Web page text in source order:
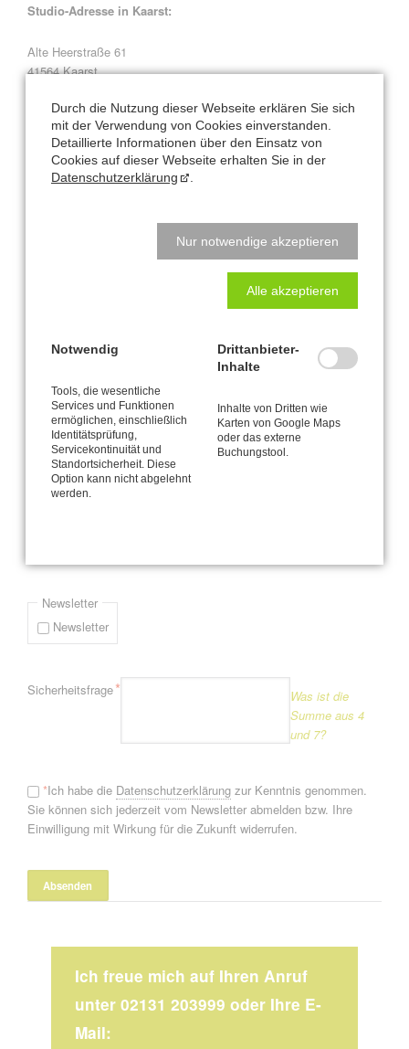
Studio-Adresse in Kaarst:
Alte Heerstraße 61
41564 Kaarst
Natalys Blog
Hauptsache bewegen? Hauptsache essen? Beides Quatsch!
Veränderung braucht Klarheit - lass uns sprechen!
Vorwärts Ende »
Newsletter-Anmeldung
Bitte informieren Sie mich via E-Mail (durchschnittlich etwa einmal
pro Monat) über Neuigkeiten und Angebote zur CANTIENICA® -
Methode wie zum Beispiel mein jeweils aktuelles Kursprogramm.
Newsletter
Newsletter
Pflichtfeld
Sicherheitsfrage*
Was ist die
Summe aus 4
und 7?
*Ich habe die Datenschutzerklärungzur Kenntnis genommen.
Sie können sich jederzeit vom Newsletter abmelden bzw. Ihre
Einwilligung mit Wirkung für die Zukunft widerrufen.
Ich freue mich auf Ihren Anruf
unter 02131 203999 oder Ihre E-
Mail:
Durch die Nutzung dieser Webseite erklären Sie sich
mit der Verwendung von Cookies einverstanden.
Detaillierte Informationen über den Einsatz von
Cookies auf dieser Webseite erhalten Sie in der
Datenschutzerklärung
Nur notwendige akzeptieren
Alle akzeptieren
Notwendig
Tools, die wesentliche
Services und Funktionen
ermöglichen, einschließlich
Identitätsprüfung,
Servicekontinuität und
Standortsicherheit. Diese
Option kann nicht abgelehnt
werden.
Drittanbieter-
Inhalte
Inhalte von Dritten wie
Karten von Google Maps
oder das externe
Buchungstool.